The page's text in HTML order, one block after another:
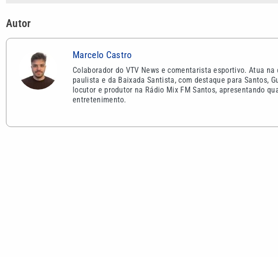
Autor
Marcelo Castro
Colaborador do VTV News e comentarista esportivo. Atua
paulista e da Baixada Santista, com destaque para Santos,
locutor e produtor na Rádio Mix FM Santos, apresentando
entretenimento.